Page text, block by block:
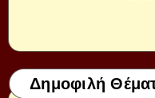
Δημοφιλή